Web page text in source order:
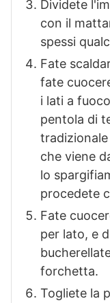
Dividete
con il
spessi
Fate
fate
i lati a
pentola di
che viene
lo
procedete
Fate
per lato, e
forchetta.
Togliete la